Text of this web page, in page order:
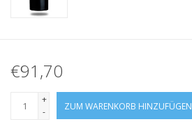
€91,70
+
-
ZUM WARENKORB HINZUFÜGEN